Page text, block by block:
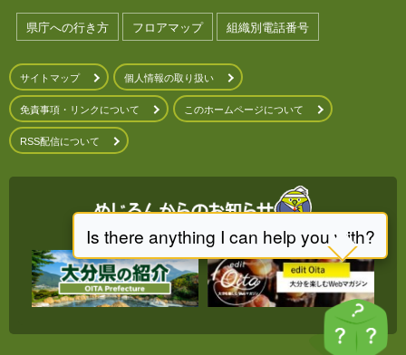
県庁への行き方 フロアマップ 組織別電話番号
サイトマップ 個人情報の取り扱い
免責事項・リンクについて このホームページについて
RSS配信について